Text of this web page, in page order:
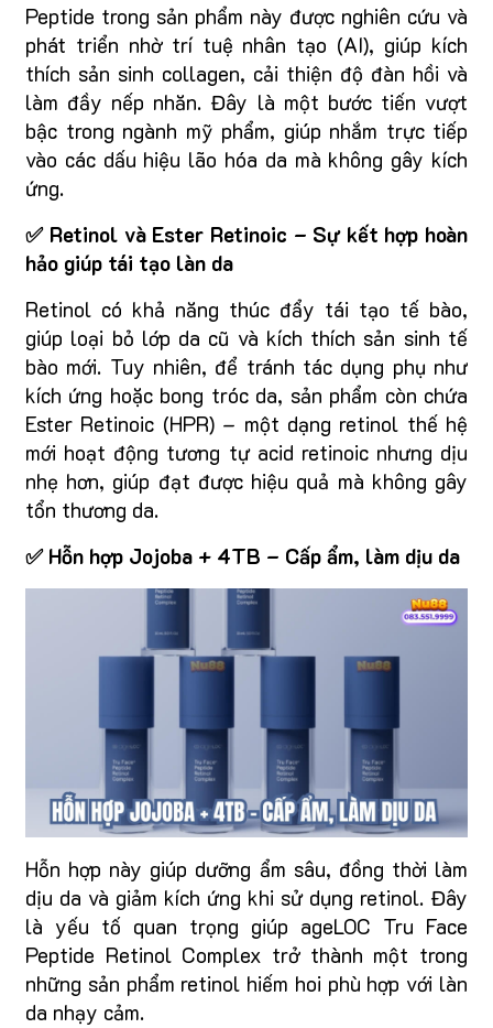
Peptide trong sản phẩm này được nghiên cứu và
phát triển nhờ trí tuệ nhân tạo (AI), giúp kích
thích sản sinh collagen, cải thiện độ đàn hồi và
làm đầy nếp nhăn. Đây là một bước tiến vượt
bậc trong ngành mỹ phẩm, giúp nhắm trực tiếp
vào các dấu hiệu lão hóa da mà không gây kích
ứng.
✅ Retinol và Ester Retinoic – Sự kết hợp hoàn
hảo giúp tái tạo làn da
Retinol có khả năng thúc đẩy tái tạo tế bào,
giúp loại bỏ lớp da cũ và kích thích sản sinh tế
bào mới. Tuy nhiên, để tránh tác dụng phụ như
kích ứng hoặc bong tróc da, sản phẩm còn chứa
Ester Retinoic (HPR) – một dạng retinol thế hệ
mới hoạt động tương tự acid retinoic nhưng dịu
nhẹ hơn, giúp đạt được hiệu quả mà không gây
tổn thương da.
✅ Hỗn hợp Jojoba + 4TB – Cấp ẩm, làm dịu da
Hỗn hợp này giúp dưỡng ẩm sâu, đồng thời làm
dịu da và giảm kích ứng khi sử dụng retinol. Đây
là yếu tố quan trọng giúp ageLOC Tru Face
Peptide Retinol Complex trở thành một trong
những sản phẩm retinol hiếm hoi phù hợp với làn
da nhạy cảm.